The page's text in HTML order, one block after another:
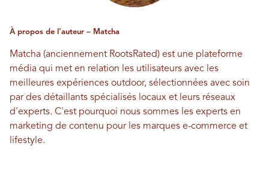
À propos de l'auteur – Matcha
Matcha (anciennement RootsRated) est une plateforme
média qui met en relation les utilisateurs avec les
meilleures expériences outdoor, sélectionnées avec soin
par des détaillants spécialisés locaux et leurs réseaux
d'experts. C'est pourquoi nous sommes les experts en
marketing de contenu pour les marques e-commerce et
lifestyle.